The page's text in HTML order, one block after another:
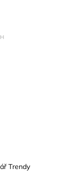
Trendy